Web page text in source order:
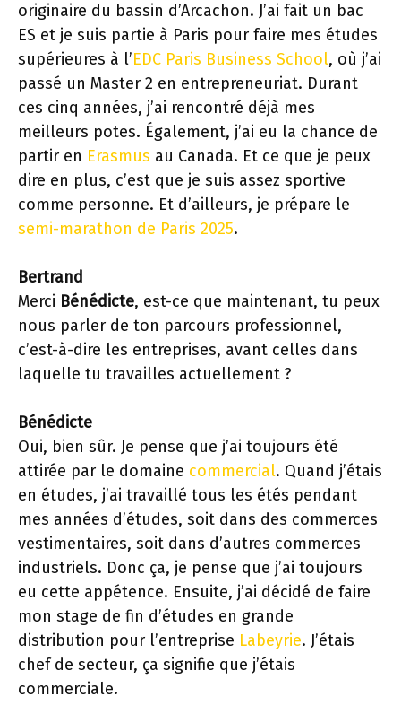
originaire du bassin d’Arcachon. J’ai fait un bac
ES et je suis partie à Paris pour faire mes études
supérieures à l’EDC Paris Business School, où j’ai
passé un Master 2 en entrepreneuriat. Durant
ces cinq années, j’ai rencontré déjà mes
meilleurs potes. Également, j’ai eu la chance de
partir en Erasmus au Canada. Et ce que je peux
dire en plus, c’est que je suis assez sportive
comme personne. Et d’ailleurs, je prépare le
semi-marathon de Paris 2025.
Bertrand
Merci Bénédicte, est-ce que maintenant, tu peux
nous parler de ton parcours professionnel,
c’est-à-dire les entreprises, avant celles dans
laquelle tu travailles actuellement ?
Bénédicte
Oui, bien sûr. Je pense que j’ai toujours été
attirée par le domaine commercial. Quand j’étais
en études, j’ai travaillé tous les étés pendant
mes années d’études, soit dans des commerces
vestimentaires, soit dans d’autres commerces
industriels. Donc ça, je pense que j’ai toujours
eu cette appétence. Ensuite, j’ai décidé de faire
mon stage de fin d’études en grande
distribution pour l’entreprise Labeyrie. J’étais
chef de secteur, ça signifie que j’étais
commerciale.